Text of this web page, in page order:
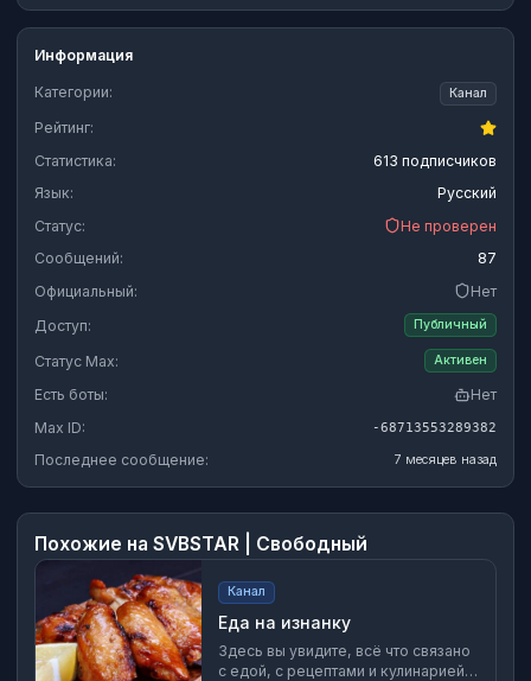
Информация
Категории: Канал
Рейтинг:
Статистика:
613 подписчиков
Язык:
Русский
Статус:
Не проверен
Сообщений:
87
Официальный:
Нет
Доступ:
Публичный
Статус Max: Активен
Есть боты:
Нет
Max ID:
-68713553289382
Последнее сообщение: 7 месяцев назад
Похожие на SVBSTAR | Свободный
Канал
Еда на изнанку
Здесь вы увидите, всë что связано
с едой, с рецептами и кулинарией